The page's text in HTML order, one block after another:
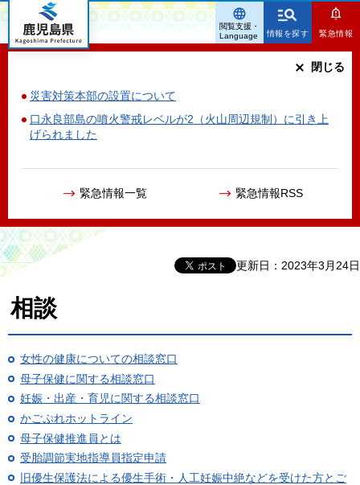
鹿児島県
情報を探す 緊急情報
災害対策本部の設置について
口永良部島の噴火警戒レベルが2（火山周辺規制）に引き上
げられました
緊急情報一覧 緊急情報RSS
閉じる
閲覧支援・
Language
更新日：2023年3月24日
相談
女性の健康についての相談窓口
母子保健に関する相談窓口
妊娠・出産・育児に関する相談窓口
かごぷれホットライン
母子保健推進員とは
受胎調節実地指導員指定申請
旧優生保護法による優生手術・人工妊娠中絶などを受けた方とご